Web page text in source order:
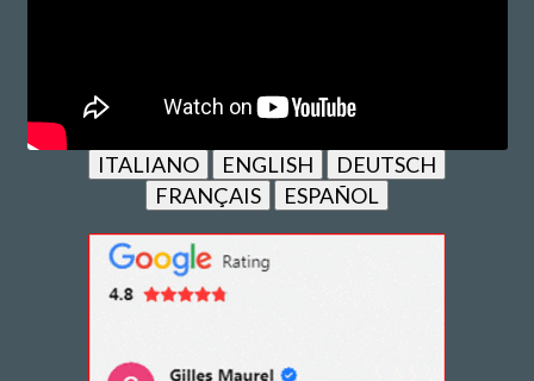
ITALIANO ENGLISH
DEUTSCH
FRANÇAIS
ESPAÑOL